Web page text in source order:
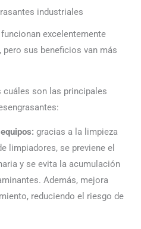
industriales
excelentemente
, pero sus beneficios van más
son las principales
gracias a la limpieza
limpiadores, se previene el
y se evita la acumulación
Además, mejora
reduciendo el riesgo de